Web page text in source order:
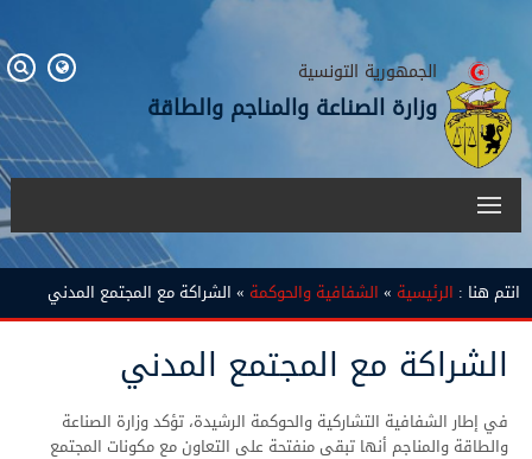
الجمهورية التونسية
وزارة الصناعة والمناجم والطاقة
انتم هنا : الرئيسية » الشفافية والحوكمة » الشراكة مع المجتمع المدني
الشراكة مع المجتمع المدني
في إطار الشفافية التشاركية والحوكمة الرشيدة، تؤكد وزارة الصناعة
والطاقة والمناجم أنها تبقى منفتحة على التعاون مع مكونات المجتمع